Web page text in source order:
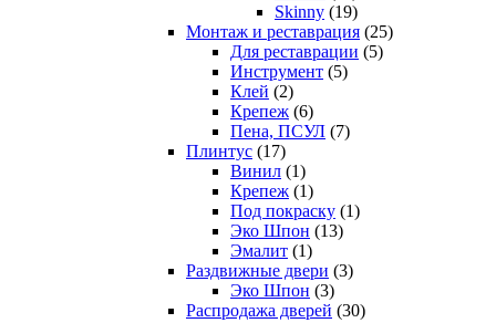
Skinny (19)
Монтаж и реставрация (25)
Для реставрации (5)
Инструмент (5)
Клей (2)
Крепеж (6)
Пена, ПСУЛ (7)
Плинтус (17)
Винил (1)
Крепеж (1)
Под покраску (1)
Эко Шпон (13)
Эмалит (1)
Раздвижные двери (3)
Эко Шпон (3)
Распродажа дверей (30)